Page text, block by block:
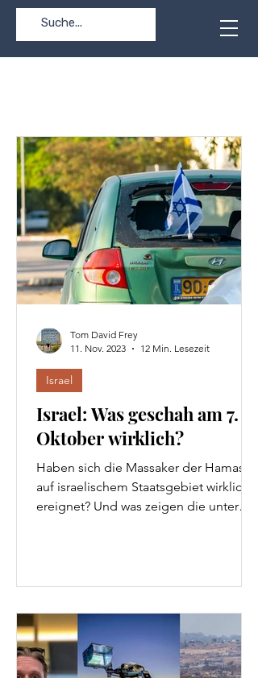
Israel: Was geschah am 7.
Oktober wirklich?
Haben sich die Massaker der Hamas
auf israelischem Staatsgebiet wirklich
ereignet? Und was zeigen die unter
Israel
Tom David Frey
11. Nov. 2023
12 Min. Lesezeit